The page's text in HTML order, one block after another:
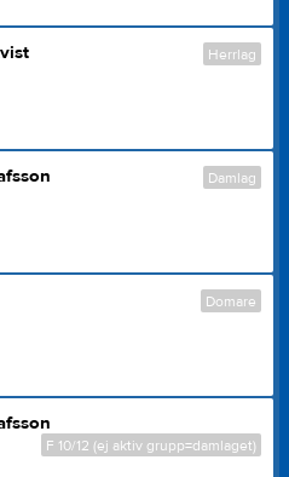
Herrlag
Damlag
Domare
F 10/12 (ej aktiv grupp=damlaget)